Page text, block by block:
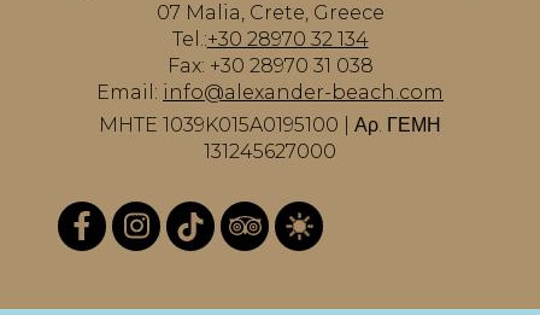
07 Malia, Crete, Greece
Tel.:+30 28970 32 134
Fax: +30 28970 31 038
Email: info@alexander-beach.com
MHTE 1039K015A0195100 | Αρ. ΓΕΜΗ
131245627000